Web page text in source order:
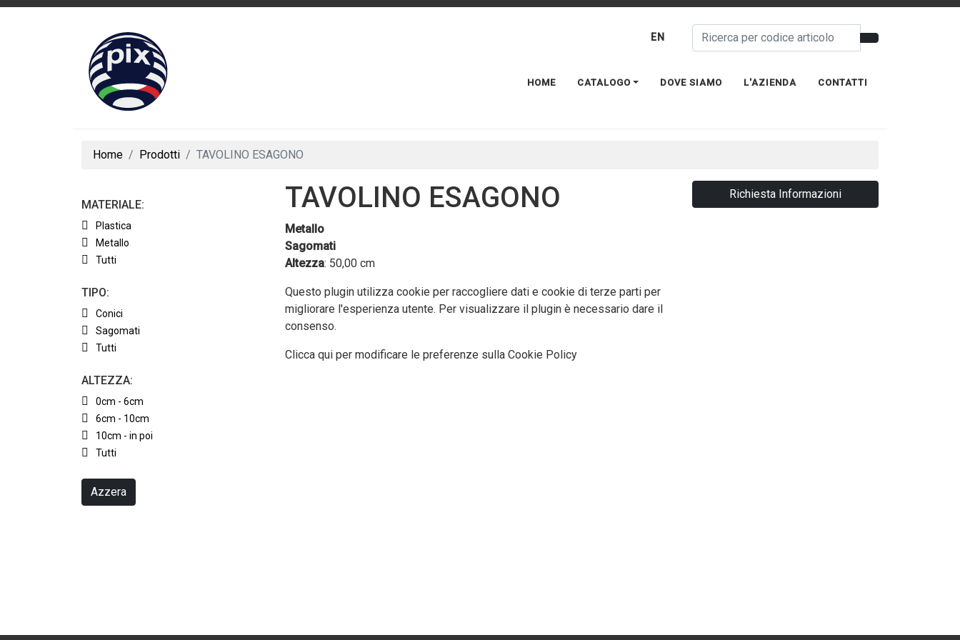
EN
HOME CATALOGO DOVE SIAMO L'AZIENDA CONTATTI
Home Prodotti TAVOLINO ESAGONO
MATERIALE:
Plastica
Metallo
Tutti
TIPO:
Conici
Sagomati
Tutti
ALTEZZA:
0cm - 6cm
6cm - 10cm
10cm - in poi
Tutti
Azzera
TAVOLINO ESAGONO
Metallo
Sagomati
Altezza: 50,00 cm
Questo plugin utilizza cookie per raccogliere dati e cookie di terze parti per
migliorare l'esperienza utente. Per visualizzare il plugin è necessario dare il
consenso.
Clicca qui per modificare le preferenze sulla Cookie Policy
Richiesta Informazioni